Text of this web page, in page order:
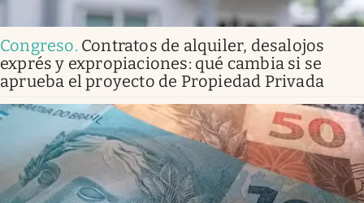
Congreso. Contratos de alquiler, desalojos
exprés y expropiaciones: qué cambia si se
aprueba el proyecto de Propiedad Privada